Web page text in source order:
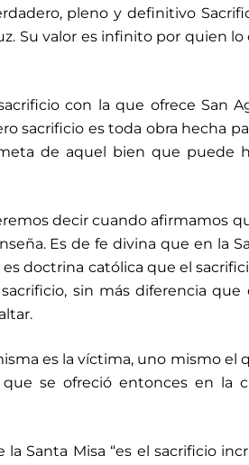
pleno y definitivo
Su valor es infinito por quien lo
con la que ofrece San
sacrificio es toda obra hecha
de aquel bien que puede
decir cuando afirmamos
Es de fe divina que en la
doctrina católica que el
sin más diferencia que
es la víctima, uno mismo el
se ofreció entonces en la
Santa Misa “es el sacrificio